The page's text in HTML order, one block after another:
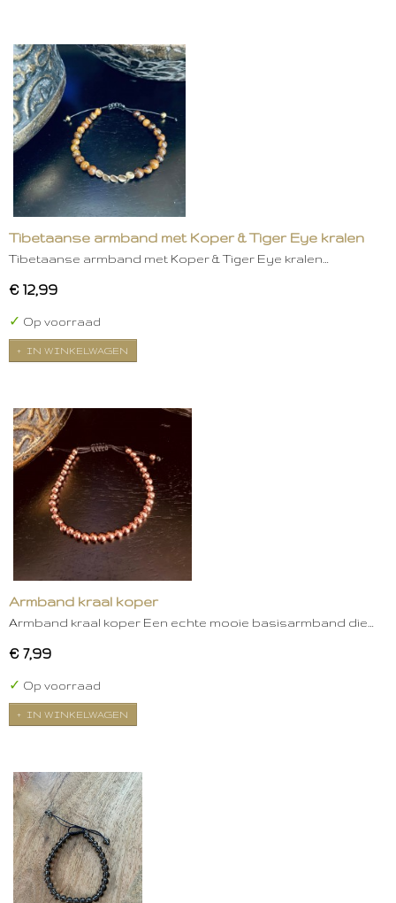
Tibetaanse armband met Koper & Tiger Eye kralen
Tibetaanse armband met Koper & Tiger Eye kralen…
€ 12,99
✓ Op voorraad
IN WINKELWAGEN
Armband kraal koper
Armband kraal koper Een echte mooie basisarmband die…
€ 7,99
✓ Op voorraad
IN WINKELWAGEN